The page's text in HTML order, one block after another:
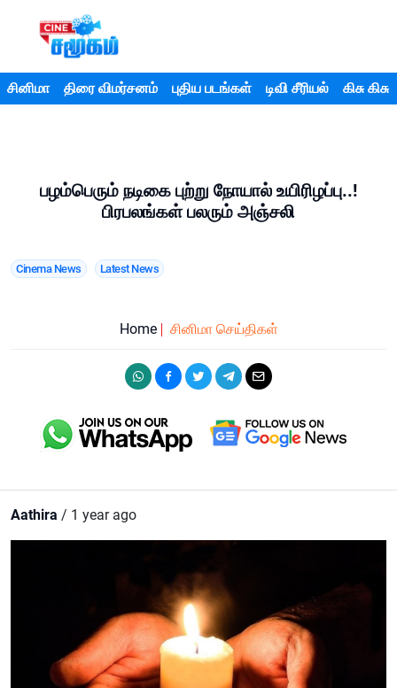
சினிமா திரை விமர்சனம் புதிய படங்கள் டிவி சீரியல் கிசு கிசு
பழம்பெரும் நடிகை புற்று நோயால் உயிரிழப்பு..!
பிரபலங்கள் பலரும் அஞ்சலி
Cinema News Latest News
Home சினிமா செய்திகள்
Aathira / 1 year ago